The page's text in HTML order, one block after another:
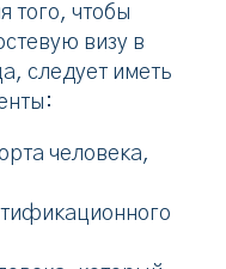
того, чтобы
визу в
следует иметь
человека,